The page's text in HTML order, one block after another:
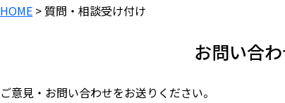
HOME > 質問・相談受け付け
お問い合
ご意見・お問い合わせをお送りください。